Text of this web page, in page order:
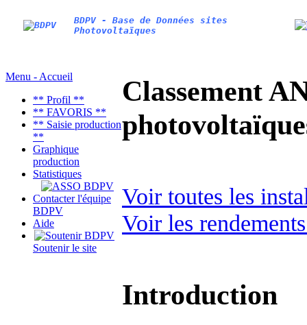
BDPV - Base de Données sites
Photovoltaïques
Menu - Accueil
** Profil **
** FAVORIS **
** Saisie production
**
Graphique
production
Statistiques
Contacter l'équipe
BDPV
Aide
Soutenir le site
Classement
Voir toutes les
Voir les
Introduction